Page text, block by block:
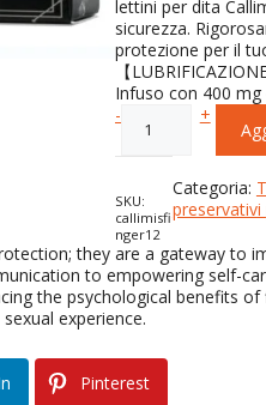
lettini per dita
sicurezza.
protezione per il
【
Infuso con 400
-P
e
e
r
v
a
t
i
v
a
+
SKU:
callimisfi
nger12
Categoria:
;they are a gateway to
to empowering self-
the psychological benefits
experience.
Pinterest